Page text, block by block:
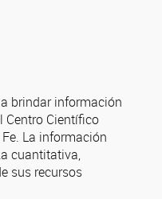
brindar información
Centro Científico
La información
cuantitativa,
sus recursos